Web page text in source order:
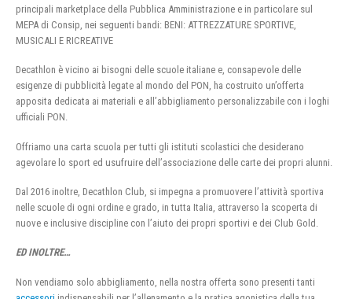
principali marketplace della Pubblica Amministrazione e in particolare sul
MEPA di Consip, nei seguenti bandi: BENI: ATTREZZATURE SPORTIVE,
MUSICALI E RICREATIVE
Decathlon è vicino ai bisogni delle scuole italiane e, consapevole delle
esigenze di pubblicità legate al mondo del PON, ha costruito un’offerta
apposita dedicata ai materiali e all’abbigliamento personalizzabile con i loghi
ufficiali PON.
Offriamo una carta scuola per tutti gli istituti scolastici che desiderano
agevolare lo sport ed usufruire dell’associazione delle carte dei propri alunni.
Dal 2016 inoltre, Decathlon Club, si impegna a promuovere l’attività sportiva
nelle scuole di ogni ordine e grado, in tutta Italia, attraverso la scoperta di
nuove e inclusive discipline con l’aiuto dei propri sportivi e dei Club Gold.
ED INOLTRE…
Non vendiamo solo abbigliamento, nella nostra offerta sono presenti tanti